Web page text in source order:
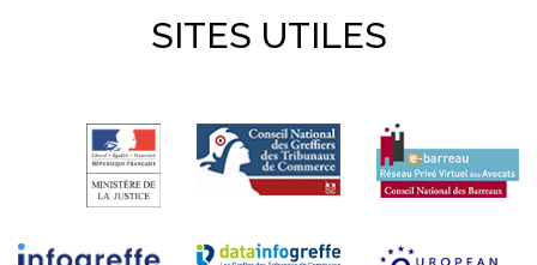
SITES UTILES